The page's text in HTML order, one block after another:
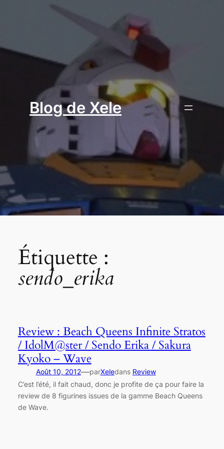
Blog de Xele
Étiquette :
sendo_erika
Review : Beach Queens Infinite Stratos
/ IdolM@ster / Sendo Erika / Sakura
Kyoko – Wave
Août 10, 2012—parXeledans Review
C’est l’été, il fait chaud, donc je profite de ça pour faire la
review de 8 figurines issues de la gamme Beach Queens
de Wave.